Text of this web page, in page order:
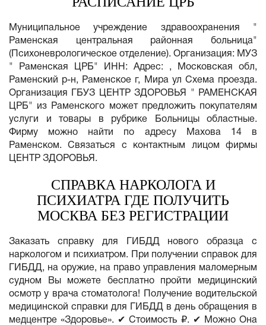
Муниципальное учреждение здравоохранения "
Раменская центральная районная больница"
(Психоневрологическое отделение). Организация: МУЗ
" Раменская ЦРБ" ИНН: Адрес: , Московская обл,
Раменский р-н, Раменское г, Мира ул Схема проезда.
Организация ГБУЗ ЦЕНТР ЗДОРОВЬЯ " РАМЕНСКАЯ
ЦРБ" из Раменского может предложить покупателям
услуги и товары в рубрике Больницы областные.
Фирму можно найти по адресу Махова 14 в
Раменском. Связаться с контактным лицом фирмы
ЦЕНТР ЗДОРОВЬЯ.
СПРАВКА НАРКОЛОГА И
ПСИХИАТРА ГДЕ ПОЛУЧИТЬ
МОСКВА БЕЗ РЕГИСТРАЦИИ
Заказать справку для ГИБДД нового образца с
наркологом и психиатром. При получении справок для
ГИБДД, на оружие, на право управления маломерным
судном Вы можете бесплатно пройти медицинский
осмотр у врача стоматолога! Получение водительской
медицинской справки для ГИБДД в день обращения в
медцентре «Здоровье». ✔ Стоимость ₽. ✔ Можно Она